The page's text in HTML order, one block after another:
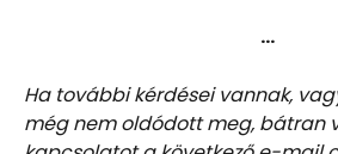
…
Ha további kérdései vannak,
még nem oldódott meg, bátran